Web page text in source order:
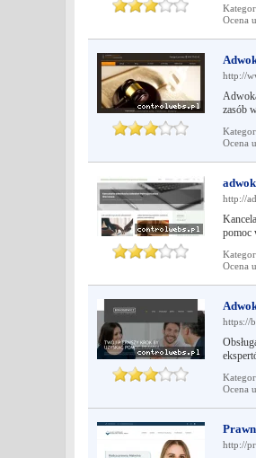
Ocena
http://
zasób
Ocena
http://
pomoc
Ocena
https://
Ocena
http://